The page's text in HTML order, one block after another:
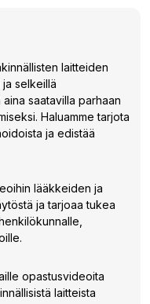
laitteiden
selkeillä
saatavilla parhaan
Haluamme tarjota
ja edistää
lääkkeiden ja
ja tarjoaa tukea
opastusvideoita
laitteista